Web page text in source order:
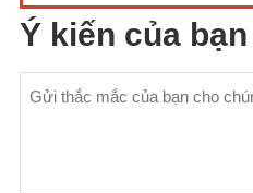
Ý kiến của bạn